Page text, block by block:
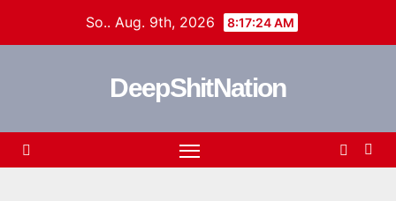
So.. Aug. 9th, 2026 8:17:24 AM
DeepShitNation